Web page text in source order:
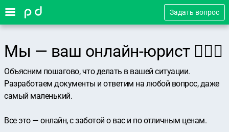
Задать вопрос
Мы — ваш онлайн-юрист 👨🏻‍⚖️
Объясним пошагово, что делать в вашей ситуации.
Разработаем документы и ответим на любой вопрос, даже
самый маленький.
Все это — онлайн, с заботой о вас и по отличным ценам.